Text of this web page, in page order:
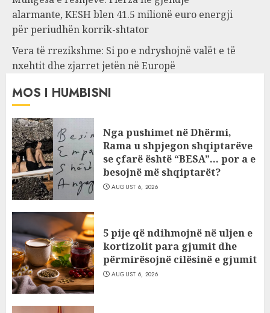
alarmante, KESH blen 41.5 milionë euro energji
për periudhën korrik-shtator
Vera të rrezikshme: Si po e ndryshojnë valët e të
nxehtit dhe zjarret jetën në Europë
MOS I HUMBISNI
Nga pushimet në Dhërmi,
Rama u shpjegon shqiptarëve
se çfarë është “BESA”… por a e
besojnë më shqiptarët?
AUGUST 6, 2026
5 pije që ndihmojnë në uljen e
kortizolit para gjumit dhe
përmirësojnë cilësinë e gjumit
AUGUST 6, 2026